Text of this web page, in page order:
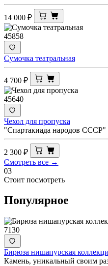
14 000 ₽
45858
Сумочка театральная
4 700 ₽
45640
Чехол для пропуска
"Спартакиада народов СССР"
2 300 ₽
Смотреть все →
03
Стоит посмотреть
Популярное
7130
Бирюза нишапурская
Камень, уникальный своим